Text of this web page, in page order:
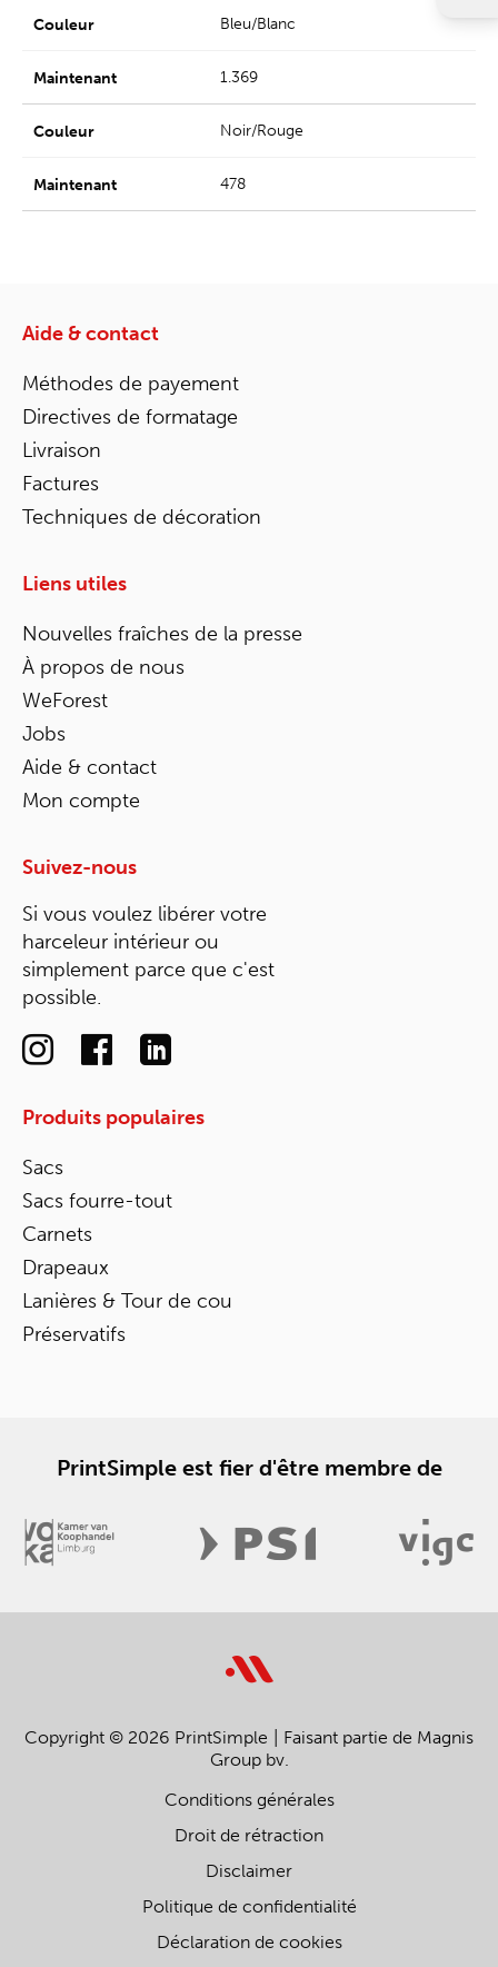
Bleu/Blanc
1.369
Noir/Rouge
478
Aide & contact
Méthodes de payement
Directives de formatage
Livraison
Factures
Techniques de décoration
Liens utiles
Nouvelles fraîches de la presse
À propos de nous
WeForest
Jobs
Aide & contact
Mon compte
Suivez-nous
Si vous voulez libérer votre
harceleur intérieur ou
simplement parce que c'est
possible.
Produits populaires
Sacs
Sacs fourre-tout
Carnets
Drapeaux
Lanières & Tour de cou
Préservatifs
PrintSimple est fier d'être membre de
Copyright © 2026 PrintSimple
Faisant partie de Magnis
Group bv.
Conditions générales
Droit de rétraction
Disclaimer
Politique de confidentialité
Déclaration de cookies